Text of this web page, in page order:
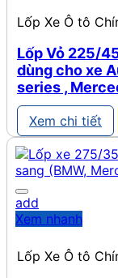
Lốp Xe Ô tô
Lốp Vỏ 225/
dùng cho xe
series ,
Xem chi tiết
add
Xem nhanh
Lốp Xe Ô tô